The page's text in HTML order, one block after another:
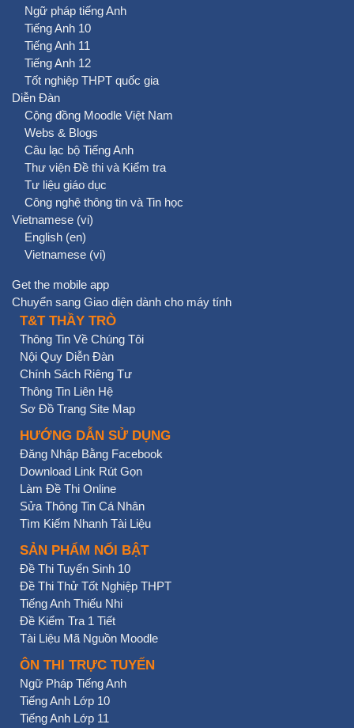
Ngữ pháp tiếng Anh
Tiếng Anh 10
Tiếng Anh 11
Tiếng Anh 12
Tốt nghiệp THPT quốc gia
Diễn Đàn
Cộng đồng Moodle Việt Nam
Webs & Blogs
Câu lạc bộ Tiếng Anh
Thư viện Đề thi và Kiểm tra
Tư liệu giáo dục
Công nghệ thông tin và Tin học
Vietnamese ‎(vi)‎
English ‎(en)‎
Vietnamese ‎(vi)‎
Get the mobile app
Chuyển sang Giao diện dành cho máy tính
T&T THẦY TRÒ
Thông Tin Về Chúng Tôi
Nội Quy Diễn Đàn
Chính Sách Riêng Tư
Thông Tin Liên Hệ
Sơ Đồ Trang Site Map
HƯỚNG DẪN SỬ DỤNG
Đăng Nhập Bằng Facebook
Download Link Rút Gọn
Làm Đề Thi Online
Sửa Thông Tin Cá Nhân
Tìm Kiếm Nhanh Tài Liệu
SẢN PHẨM NỔI BẬT
Đề Thi Tuyển Sinh 10
Đề Thi Thử Tốt Nghiệp THPT
Tiếng Anh Thiếu Nhi
Đề Kiểm Tra 1 Tiết
Tài Liệu Mã Nguồn Moodle
ÔN THI TRỰC TUYẾN
Ngữ Pháp Tiếng Anh
Tiếng Anh Lớp 10
Tiếng Anh Lớp 11